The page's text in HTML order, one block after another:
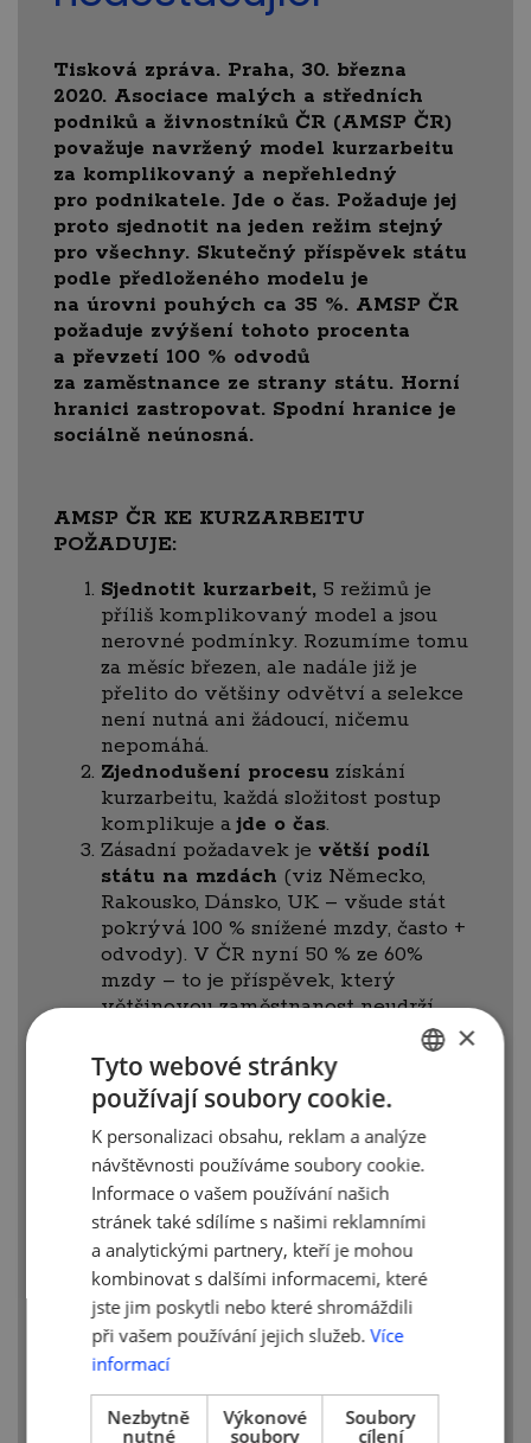
Tisková zpráva. Praha, 30. března
2020. Asociace malých a středních
podniků a živnostníků ČR (AMSP ČR)
považuje navržený model kurzarbeitu
za komplikovaný a nepřehledný
pro podnikatele. Jde o čas. Požaduje jej
proto sjednotit na jeden režim stejný
pro všechny. Skutečný příspěvek státu
podle předloženého modelu je
na úrovni pouhých ca 35 %. AMSP ČR
požaduje zvýšení tohoto procenta
a převzetí 100 % odvodů
za zaměstnance ze strany státu. Horní
hranici zastropovat. Spodní hranice je
sociálně neúnosná.
AMSP ČR KE KURZARBEITU
POŽADUJE:
Sjednotit kurzarbeit, 5 režimů je
příliš komplikovaný model a jsou
nerovné podmínky. Rozumíme tomu
za měsíc březen, ale nadále již je
přelito do většiny odvětví a selekce
není nutná ani žádoucí, ničemu
nepomáhá.
Zjednodušení procesu získání
kurzarbeitu, každá složitost postup
komplikuje ajde o čas.
Zásadní požadavek je větší podíl
státu na mzdách (viz Německo,
Rakousko, Dánsko, UK – všude stát
pokrývá 100 % snížené mzdy, často +
odvody). V ČR nyní 50 % ze 60%
mzdy – to je příspěvek, který
většinovou zaměstnanost neudrží,
po přepočtu reálný příspěvek státu
činí asi 30 – 35 %.
Záměr AMSP ČR je podpořit
většinové MSP, kde běžné hrubé
mzdy se pohybují mezi 20 až 30 tis.
Kč – právě pro ně to musí mít smysl.
Zde je třeba, abystát pokryl 100 %
vyplacených mezd a odvodů.Tedy
žádáme: 100 % veškerých nákladů
na zaměstnance ve výši 60% mzdy
zaměstnance pokrýt státem.
Za těchto podmínek (v bodě 4)
akceptujemezastropování
navrhované MPO ve výši 33.182 Kč
krácené superhrubé mzdy=> U
vyšších mezd bude tím pádem
ENGLISH
×
Tyto webové stránky
používají soubory cookie.
K personalizaci obsahu, reklam a analýze
návštěvnosti používáme soubory cookie.
Informace o vašem používání našich
stránek také sdílíme s našimi reklamními
a analytickými partnery, kteří je mohou
kombinovat s dalšími informacemi, které
jste jim poskytli nebo které shromáždili
při vašem používání jejich služeb. Více
informací
Nezbytně
nutné
Výkonové
soubory
Soubory
cílení